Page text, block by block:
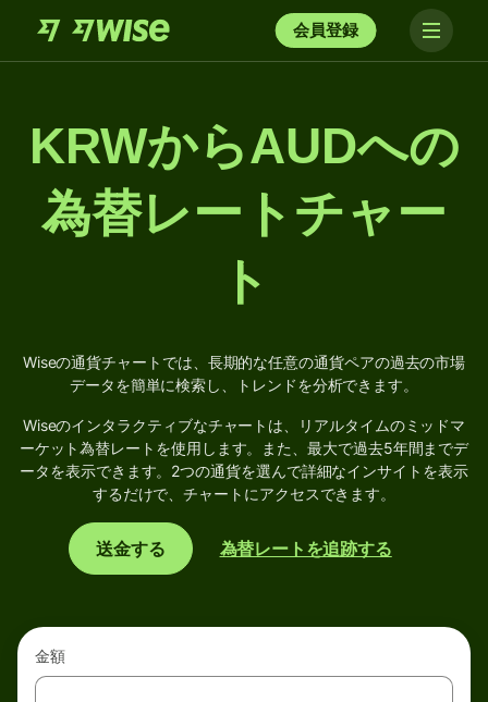
会員登録
KRWからAUDへの
為替レートチャー
ト
Wiseの通貨チャートでは、長期的な任意の通貨ペアの過去の市場
データを簡単に検索し、トレンドを分析できます。
Wiseのインタラクティブなチャートは、リアルタイムのミッドマ
ーケット為替レートを使用します。また、最大で過去5年間までデ
ータを表示できます。2つの通貨を選んで詳細なインサイトを表示
するだけで、チャートにアクセスできます。
送金する 為替レートを追跡する
金額